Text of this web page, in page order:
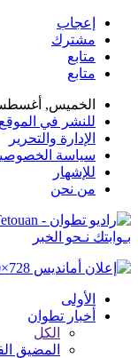
إعجاب
مشترك
متابع
متابع
الخميس, أغسطس 6,
للنشر في الموقع
الإدارة والتحرير
سياسة
للإشهار
من نحن
بـوابتك نـحو الخبر
الأولى
أخبار تطوان
الكل
المضيق